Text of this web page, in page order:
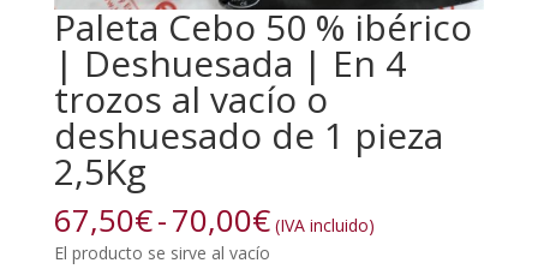
Paleta Cebo 50 % ibérico
| Deshuesada | En 4
trozos al vacío o
deshuesado de 1 pieza
2,5Kg
67,50€-70,00€Rango
de
(IVA incluido)
El producto se sirve al vacío